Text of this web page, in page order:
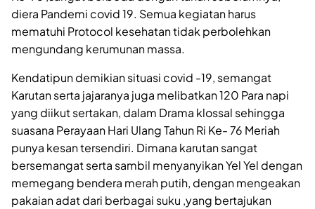
diera Pandemi covid 19. Semua kegiatan harus
mematuhi Protocol kesehatan tidak perbolehkan
mengundang kerumunan massa.
Kendatipun demikian situasi covid -19, semangat
Karutan serta jajaranya juga melibatkan 120 Para napi
yang diikut sertakan, dalam Drama klossal sehingga
suasana Perayaan Hari Ulang Tahun Ri Ke- 76 Meriah
punya kesan tersendiri. Dimana karutan sangat
bersemangat serta sambil menyanyikan Yel Yel dengan
memegang bendera merah putih, dengan mengeakan
pakaian adat dari berbagai suku ,yang bertajukan